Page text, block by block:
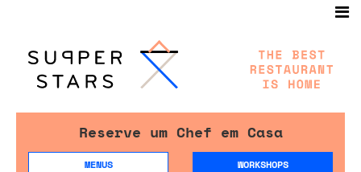
Reserve um Chef em Casa
MENUS WORKSHOPS